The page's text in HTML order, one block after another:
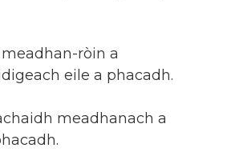
ròin a
eile a phacadh.
meadhanach a